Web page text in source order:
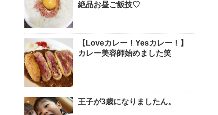
絶品お昼ご飯技♡
【Loveカレー！Yesカレー！】
カレー美容師始めました笑
王子が3歳になりましたん。